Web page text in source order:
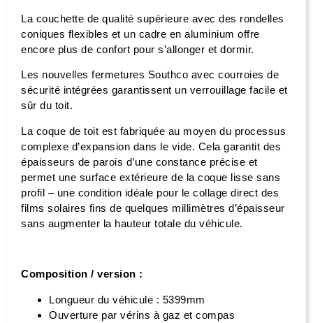
La couchette de qualité supérieure avec des rondelles
coniques flexibles et un cadre en aluminium offre
encore plus de confort pour s’allonger et dormir.
Les nouvelles fermetures Southco avec courroies de
sécurité intégrées garantissent un verrouillage facile et
sûr du toit.
La coque de toit est fabriquée au moyen du processus
complexe d’expansion dans le vide. Cela garantit des
épaisseurs de parois d’une constance précise et
permet une surface extérieure de la coque lisse sans
profil – une condition idéale pour le collage direct des
films solaires fins de quelques millimètres d’épaisseur
sans augmenter la hauteur totale du véhicule.
Composition / version :
Longueur du véhicule : 5399mm
Ouverture par vérins à gaz et compas